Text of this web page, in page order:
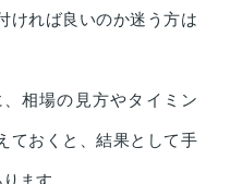
ければ良いのか迷う方は
相場の見方やタイミン
ておくと、結果として手